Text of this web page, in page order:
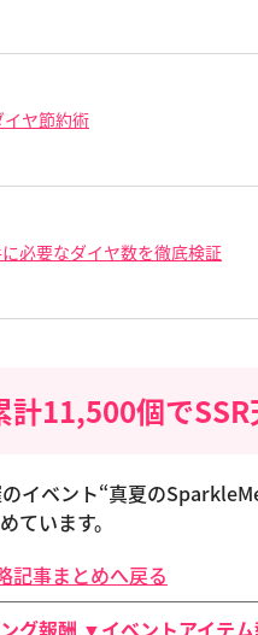
イヤ節約術
必要なダイヤ数を徹底検証
11,500個でSSR
イベント“真夏の
ています。
事まとめへ戻る
グ報酬 ▼イベントアイテ